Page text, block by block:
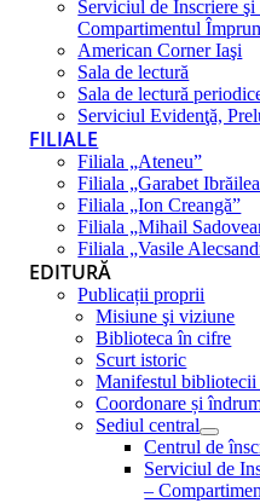
Serviciul de Inscriere
Compartimentul
American Corner Iaşi
Sala de lectură
Sala de lectură
Serviciul Evidenţă,
FILIALE
Filiala „Ateneu”
Filiala „Garabet
Filiala „Ion Creangă”
Filiala „Mihail
Filiala „Vasile
EDITURĂ
Publicații proprii
Misiune şi viziune
Biblioteca în cifre
Scurt istoric
Manifestul bibliotecii
Coordonare și
Sediul central
Centrul de
Serviciul de
–